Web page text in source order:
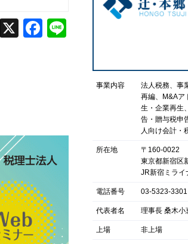
事業内容
法人税務、事
再編、M&Aア
生・企業再生
告・贈与税申
人向け会計・
所在地
〒160-0022
東京都新宿区
JR新宿ミライ
電話番号 03-5323-3301
代表者名 理事長 桑木小
上場 非上場